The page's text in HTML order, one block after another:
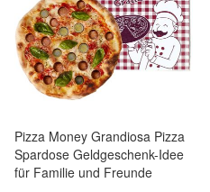
Pizza Money Grandiosa Pizza
Spardose Geldgeschenk-Idee
für Familie und Freunde